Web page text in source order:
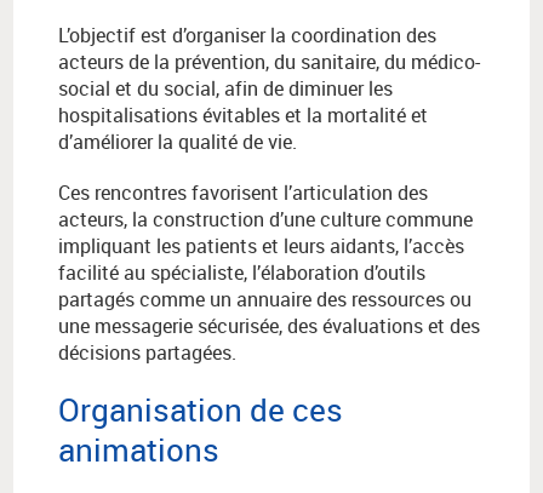
L’objectif est d’organiser la coordination des
acteurs de la prévention, du sanitaire, du médico-
social et du social, afin de diminuer les
hospitalisations évitables et la mortalité et
d’améliorer la qualité de vie.
Ces rencontres favorisent l’articulation des
acteurs, la construction d’une culture commune
impliquant les patients et leurs aidants, l’accès
facilité au spécialiste, l’élaboration d’outils
partagés comme un annuaire des ressources ou
une messagerie sécurisée, des évaluations et des
décisions partagées.
Organisation de ces
animations